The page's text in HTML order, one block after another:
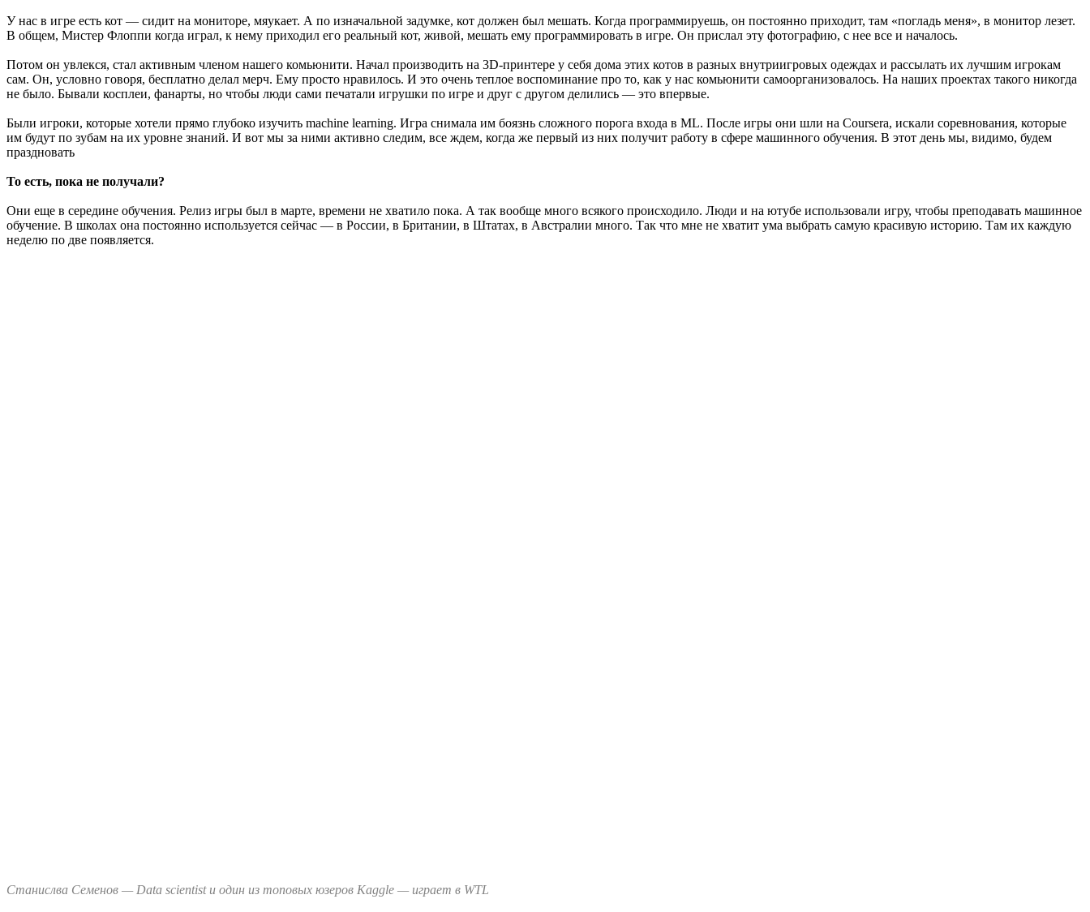
У нас в игре есть кот — сидит на мониторе, мяукает. А по изначальной задумке, кот должен был мешать. Когда программируешь, он постоянно приходит, там «погладь меня», в монитор лезет.
В общем, Мистер Флоппи когда играл, к нему приходил его реальный кот, живой, мешать ему программировать в игре. Он прислал эту фотографию, с нее все и началось.
Потом он увлекся, стал активным членом нашего комьюнити. Начал производить на 3D-принтере у себя дома этих котов в разных внутриигровых одеждах и рассылать их лучшим игрокам
сам. Он, условно говоря, бесплатно делал мерч. Ему просто нравилось. И это очень теплое воспоминание про то, как у нас комьюнити самоорганизовалось. На наших проектах такого никогда
не было. Бывали косплеи, фанарты, но чтобы люди сами печатали игрушки по игре и друг с другом делились — это впервые.
Были игроки, которые хотели прямо глубоко изучить machine learning. Игра снимала им боязнь сложного порога входа в ML. После игры они шли на Coursera, искали соревнования, которые
им будут по зубам на их уровне знаний. И вот мы за ними активно следим, все ждем, когда же первый из них получит работу в сфере машинного обучения. В этот день мы, видимо, будем
праздновать
То есть, пока не получали?
Они еще в середине обучения. Релиз игры был в марте, времени не хватило пока. А так вообще много всякого происходило. Люди и на ютубе использовали игру, чтобы преподавать машинное
обучение. В школах она постоянно используется сейчас — в России, в Британии, в Штатах, в Австралии много. Так что мне не хватит ума выбрать самую красивую историю. Там их каждую
неделю по две появляется.
Станислва Семенов — Data scientist и один из топовых юзеров Kaggle — играет в WTL